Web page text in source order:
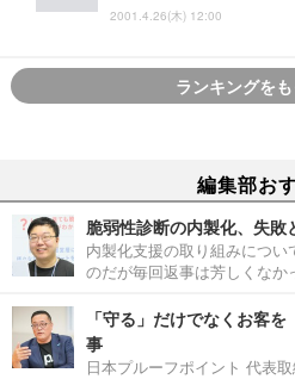
2001.4.26(木) 12:00
ランキングを
編集部お
脆弱性診断の内製化、失敗
内製化支援の取り組みにつ
のだが毎回返事は芳しくなか
「守る」だけでなくお客
事
日本プルーフポイント 代表